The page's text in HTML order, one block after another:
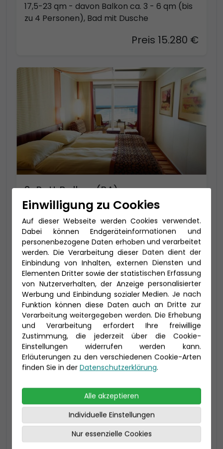
17,5-23 qm - davon Balkon ca. 3 - 6 qm (bis
zu 4 Personen), Bad mit Dusche
Preis 15.280 €
2-Bett Balkon (BA)
17,5-23 qm - davon Balkon ca. 3 - 6 qm (bis
zu 4 Personen), Bad mit Dusche
Preis 15.850 €
-200 € - Frühbucher
2-Bett Panoramabalkon (BP)
21,5 qm - davon Balkon ca. 4,5 qm (bis zu 3
Personen), Bad mit Dusche
Einwilligung zu Cookies
Auf dieser Webseite werden Cookies verwendet.
Dabei können Endgeräteinformationen und
personenbezogene Daten erhoben und verarbeitet
werden. Die Verarbeitung dieser Daten dient der
Einbindung von Inhalten, externen Diensten und
Elementen Dritter sowie der statistischen Erfassung
von Nutzerverhalten, der Anzeige personalisierter
Werbung und Einbindung sozialer Medien. Je nach
Funktion können diese Daten auch an Dritte zur
Verarbeitung weitergegeben werden. Die Erhebung
und Verarbeitung erfordert Ihre freiwillige
Zustimmung, die jederzeit über die Cookie-
Einstellungen widerrufen werden kann.
Erläuterungen zu den verschiedenen Cookie-Arten
finden Sie in der Datenschutzerklärung.
Alle akzeptieren
Individuelle Einstellungen
Nur essenzielle Cookies